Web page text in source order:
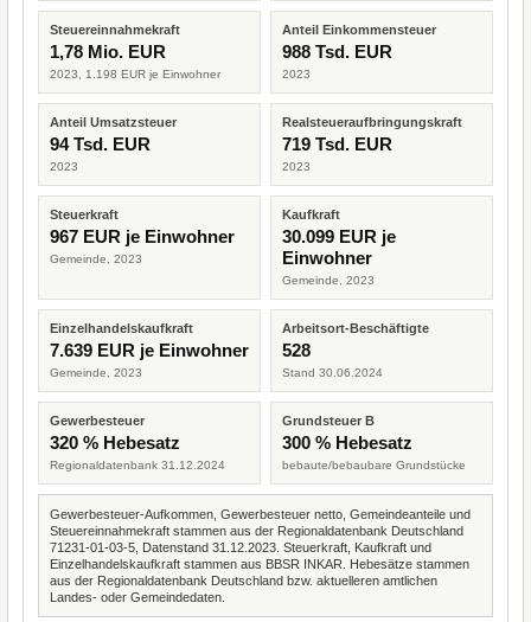
Steuereinnahmekraft
1,78 Mio. EUR
2023, 1.198 EUR je Einwohner
Anteil Einkommensteuer
988 Tsd. EUR
2023
Anteil Umsatzsteuer
94 Tsd. EUR
2023
Realsteueraufbringungskraft
719 Tsd. EUR
2023
Steuerkraft
967 EUR je Einwohner
Gemeinde, 2023
Kaufkraft
30.099 EUR je
Einwohner
Gemeinde, 2023
Einzelhandelskaufkraft
7.639 EUR je Einwohner
Gemeinde, 2023
Arbeitsort-Beschäftigte
528
Stand 30.06.2024
Gewerbesteuer
320 % Hebesatz
Regionaldatenbank 31.12.2024
Grundsteuer B
300 % Hebesatz
bebaute/bebaubare Grundstücke
Gewerbesteuer-Aufkommen, Gewerbesteuer netto, Gemeindeanteile und
Steuereinnahmekraft stammen aus der Regionaldatenbank Deutschland
71231-01-03-5, Datenstand 31.12.2023. Steuerkraft, Kaufkraft und
Einzelhandelskaufkraft stammen aus BBSR INKAR. Hebesätze stammen
aus der Regionaldatenbank Deutschland bzw. aktuelleren amtlichen
Landes- oder Gemeindedaten.